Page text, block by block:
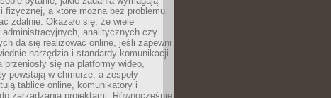
fizycznej, a które można bez problemu
zdalnie. Okazało się, że wiele
administracyjnych, analitycznych czy
da się realizować online, jeśli zapewni
narzędzia i standardy komunikacji.
przeniosły się na platformy wideo,
powstają w chmurze, a zespoły
tablice online, komunikatory i
zarządzania projektami. Równocześnie